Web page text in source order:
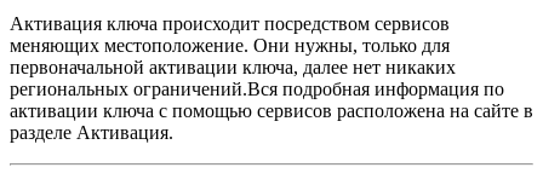
Активация ключа происходит посредством сервисов
меняющих местоположение. Они нужны, только для
первоначальной активации ключа, далее нет никаких
региональных ограничений.Вся подробная информация по
активации ключа с помощью сервисов расположена на сайте в
разделе Активация.